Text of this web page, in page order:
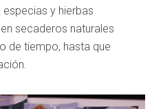
y hierbas
secaderos naturales
de tiempo, hasta que